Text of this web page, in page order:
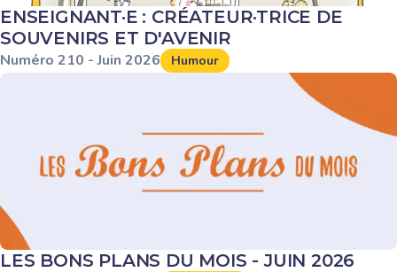
ENSEIGNANT·E : CRÉATEUR·TRICE DE
SOUVENIRS ET D'AVENIR
Numéro 210 - Juin 2026 Humour
LES BONS PLANS DU MOIS - JUIN 2026